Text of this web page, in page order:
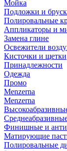
Мойка
Подложки и
Полировальные
Аппликаторы и
Замена глине
Освежители
Кисточки и щетки
Принадлежности
Одежда
Промо
Menzerna
Menzerna
Финишные и
Матирующие
Полировальные